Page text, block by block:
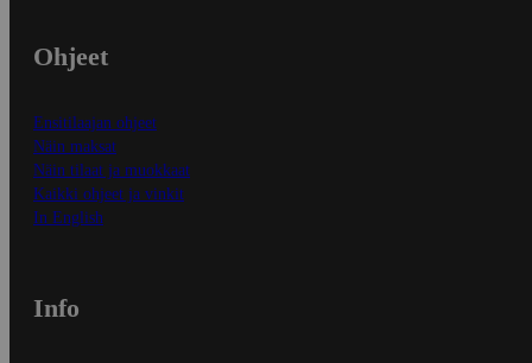
Ohjeet
Ensitilaajan ohjeet
Näin maksat
Näin tilaat ja muokkaat
Kaikki ohjeet ja vinkit
In English
Info